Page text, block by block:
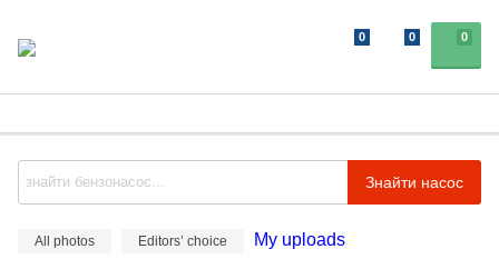
0
0 0
Знайти насос
All photos Editors’ choice My uploads